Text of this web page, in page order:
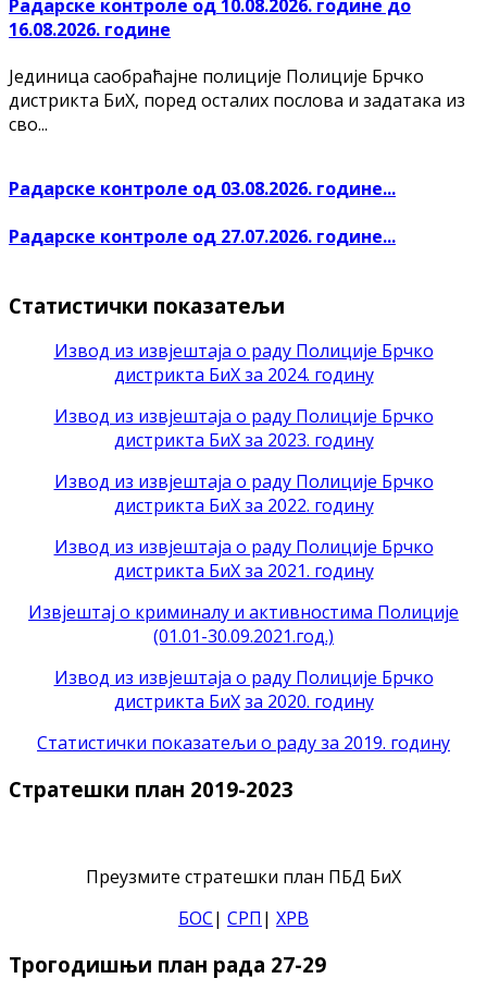
Радарске контроле од 10.08.2026. године до
16.08.2026. године
Јединица саобраћајне полиције Полиције Брчко
дистрикта БиХ, поред осталих послова и задатака из
сво...
Радарске контроле од 03.08.2026. године...
Радарске контроле од 27.07.2026. године...
Статистички показатељи
Извод из извјештаја о раду Полиције Брчко
дистрикта БиХ за 2024. годину
Извод из извјештаја о раду Полиције Брчко
дистрикта БиХ за 2023. годину
Извод из извјештаја о раду Полиције Брчко
дистрикта БиХ за 2022. годину
Извод из извјештаја о раду Полиције Брчко
дистрикта БиХ за 2021. годину
Извјештај о криминалу и активностима Полиције
(01.01-30.09.2021.год.)
Извод из извјештаја о раду Полиције Брчко
дистрикта БиХ за 2020. годину
Статистички показатељи о раду за 2019. годину
Стратешки план 2019-2023
Преузмите стратешки план ПБД БиХ
БОС| СРП | ХРВ
Трогодишњи план рада 27-29